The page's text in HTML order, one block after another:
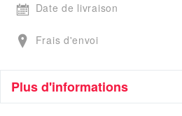
Date de livraison
Frais d'envoi
Plus d'informations